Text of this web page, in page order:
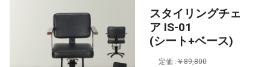
スタイリングチェ
ア IS-01
(シート+ベース)
定価 :￥89,800